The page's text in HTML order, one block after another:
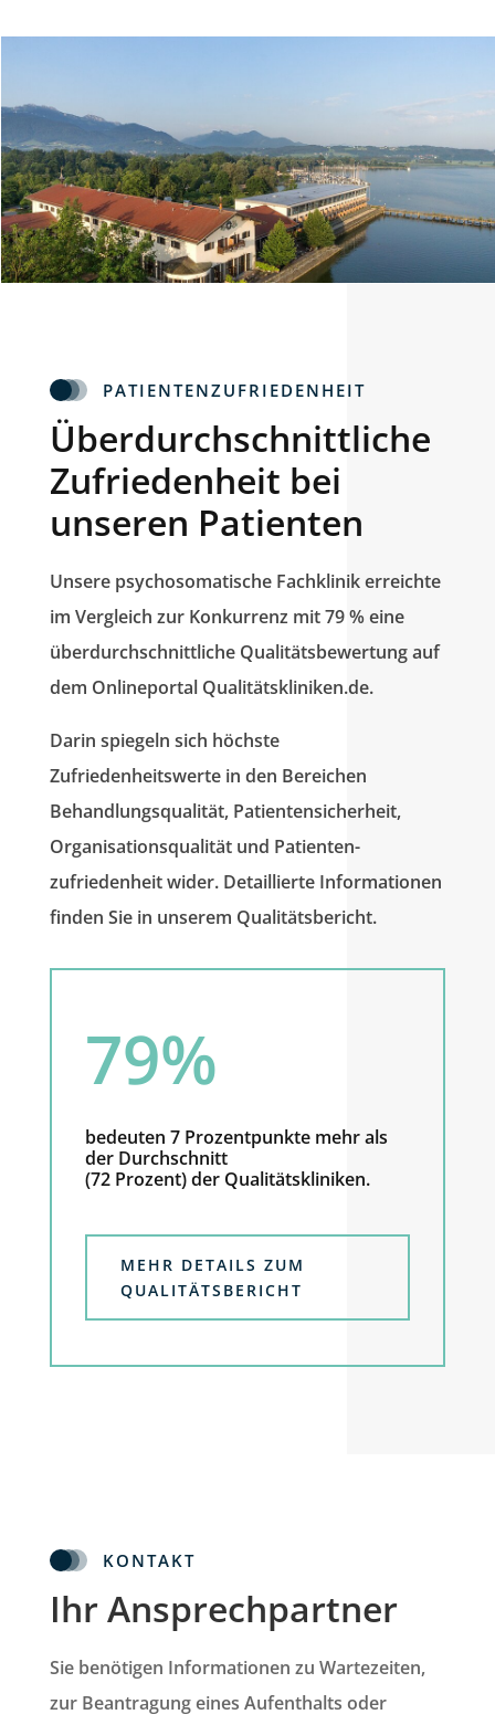
PATIENTENZUFRIEDENHEIT
Überdurchschnittliche
Zufriedenheit bei
unseren Patienten
Unsere psychosomatische Fachklinik erreichte
im Vergleich zur Konkurrenz mit 79 % eine
überdurchschnittliche Qualitätsbewertung auf
dem Onlineportal Qualitätskliniken.de.
Darin spiegeln sich höchste
Zufriedenheitswerte in den Bereichen
Behandlungs­qualität, Patienten­sicherheit,
Organisations­qualität und Patienten­
zufriedenheit wider. Detaillierte Informationen
finden Sie in unserem Qualitätsbericht.
79%
bedeuten 7 Prozentpunkte mehr als
der Durchschnitt
(72 Prozent) der Qualitätskliniken.
MEHR DETAILS ZUM
QUALITÄTSBERICHT
KONTAKT
Ihr Ansprechpartner
Sie benötigen Informationen zu Wartezeiten,
zur Beantragung eines Aufenthalts oder